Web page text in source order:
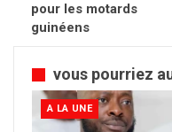
pour les motards
guinéens
vous pourriez
A LA UNE